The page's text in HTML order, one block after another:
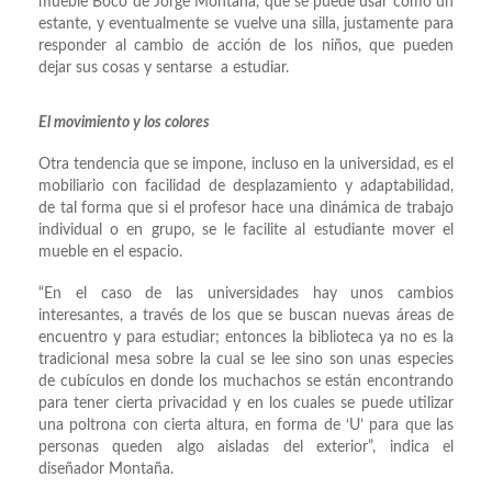
estante, y eventualmente se vuelve una silla, justamente para
responder al cambio de acción de los niños, que pueden
dejar sus cosas y sentarse a estudiar.
El movimiento y los colores
Otra tendencia que se impone, incluso en la universidad, es el
mobiliario con facilidad de desplazamiento y adaptabilidad,
de tal forma que si el profesor hace una dinámica de trabajo
individual o en grupo, se le facilite al estudiante mover el
mueble en el espacio.
“En el caso de las universidades hay unos cambios
interesantes, a través de los que se buscan nuevas áreas de
encuentro y para estudiar; entonces la biblioteca ya no es la
tradicional mesa sobre la cual se lee sino son unas especies
de cubículos en donde los muchachos se están encontrando
para tener cierta privacidad y en los cuales se puede utilizar
una poltrona con cierta altura, en forma de ‘U’ para que las
personas queden algo aisladas del exterior”, indica el
diseñador Montaña.